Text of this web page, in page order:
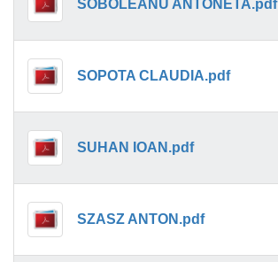
SOBOLEANU ANTONETA.pdf
SOPOTA CLAUDIA.pdf
SUHAN IOAN.pdf
SZASZ ANTON.pdf